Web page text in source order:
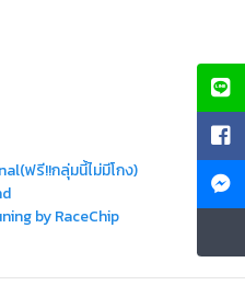
ฟรี!!กลุ่มนี้ไม่มีโกง)
by RaceChip